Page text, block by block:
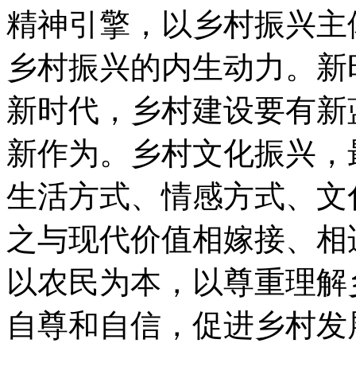
精神引擎，以乡村振兴
乡村振兴的内生动力。
新时代，乡村建设要有
新作为。乡村文化振兴
生活方式、情感方式、
之与现代价值相嫁接、
以农民为本，以尊重理
自尊和自信，促进乡村